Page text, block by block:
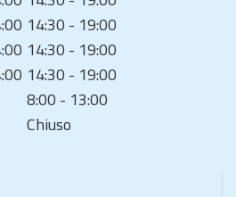
14:30 - 19:00
14:30 - 19:00
14:30 - 19:00
8:00 - 13:00
Chiuso